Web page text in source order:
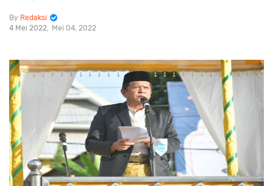
Redaksi
4 Mei 2022
Mei 04, 2022